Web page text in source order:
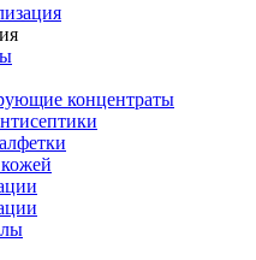
концентраты